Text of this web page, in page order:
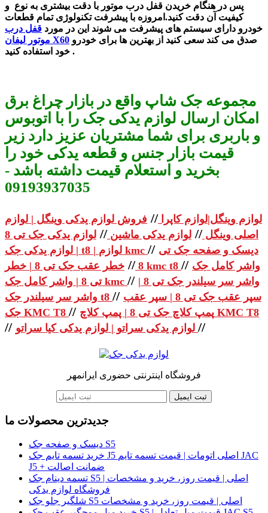
پس در هنگام خریدن قفل درب موتور با دقت بیشتری به نوع و
کیفیت آن دقت کنید.امروزه با پیشرفت تکنولوژی تمام قطعات
خودرو دارای سیستم های پیشرفت می شوند این در مورد قفل درب
موتور لیفان X60 صدق می کند سعی کنید از بهترین ها برای خودرو
خود استفاده کنید .
مجموعه جک شاپ واقع در بازار چراغ برق
امکان ارسال لوازم یدکی جک را با اتوبوس
و باربری برای شما مشتریان عزیز دارد زیر
قیمت بازار جنس و قطعه یدکی خود را
بخرید و استعلام قیمت داشته باشد -
09193937035
لوازم وینگل|لوازم کاپرا // فروش لوازم یدکی وینگل | لوازم
اصلی وینگل // لوازم یدکی ماشین //
لوازم یدکی جک تی 8
| لوازم یدکی جک t8 | لوازم kmc // دیسک و صفحه جک تی
8
// خطر عقب جک تی 8 | خطر kmc t8 // واشر کامل جک
تی 8 | واشر کامل جک kmc // واشر سر سیلندر جک تی 8 |
واشر سر سیلندر جک t8 // سپر عقب جک تی 8 | سپر عقب
جک KMC T8 // پمپ کلاچ جک تی 8 | پمپ کلاچ KMC T8
// //
فروشگاه اینترنتی حضوری ایرانمهر
ثبت ایمیل
جدیدترین محصولات ما
دیسک و صفحه جک S5
خرید تسمه تایم جک J5 اصلی اتومات | قیمت تسمه تایم JAC
J5 + ضمانت اصالت
تسمه دینام جک S5 اصلی | قیمت روز، خرید و مشخصات |
فروشگاه لوازم یدکی
شلگیر جلو جک S5 اصلی | قیمت روز، خرید و مشخصات